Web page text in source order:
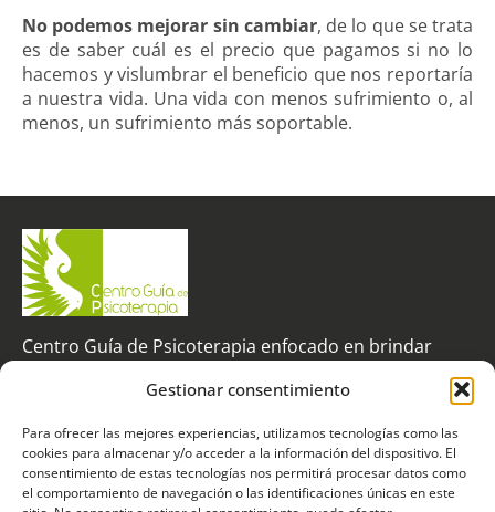
Gestionar consentimiento
Para ofrecer las mejores experiencias, utilizamos tecnologías como las
cookies para almacenar y/o acceder a la información del dispositivo. El
consentimiento de estas tecnologías nos permitirá procesar datos como
el comportamiento de navegación o las identificaciones únicas en este
No podemos mejorar sin cambiar, de lo que se trata
es de saber cuál es el precio que pagamos si no lo
hacemos y vislumbrar el beneficio que nos reportaría
a nuestra vida. Una vida con menos sufrimiento o, al
menos, un sufrimiento más soportable.
Centro Guía de Psicoterapia enfocado en brindar
promover una mejor calidad de vida
C/ Velázquez 124, 5º izquierda, 28006 - MADRID
Contacto
Otros Enlaces Social